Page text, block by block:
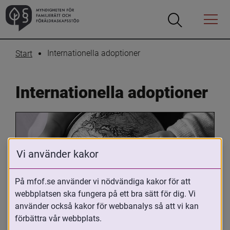
Öppna
Öppna
Menyn
Start Internationella adoptioner
Internationella adoptioner
Oavsett om du är adopterad,
adoptivförälder eller arbetar med
Vi använder kakor
På mfof.se använder vi nödvändiga kakor för att
webbplatsen ska fungera på ett bra sätt för dig. Vi
använder också kakor för webbanalys så att vi kan
förbättra vår webbplats.